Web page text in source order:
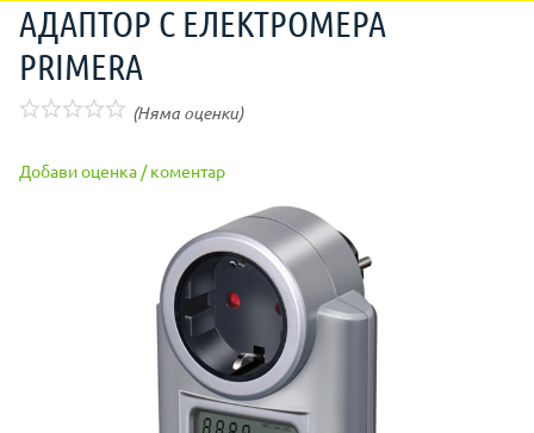
АДАПТОР С ЕЛЕКТРОМЕРА
PRIMERA
(Няма оценки)
Добави оценка / коментар